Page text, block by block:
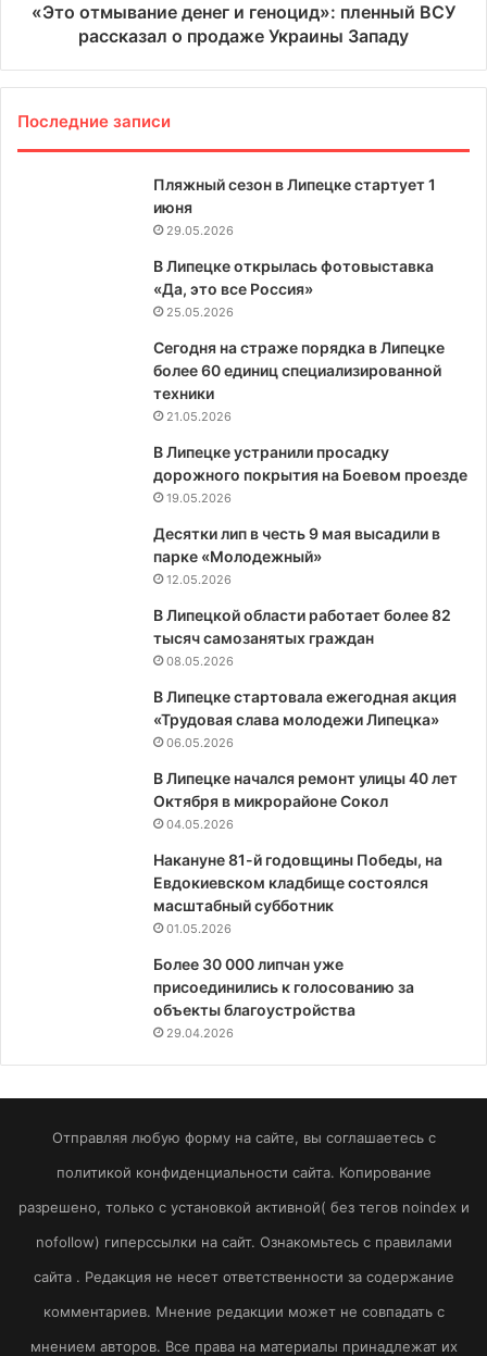
«Это отмывание денег и геноцид»: пленный ВСУ
рассказал о продаже Украины Западу
Последние записи
Пляжный сезон в Липецке стартует 1
июня
29.05.2026
В Липецке открылась фотовыставка
«Да, это все Россия»
25.05.2026
Сегодня на страже порядка в Липецке
более 60 единиц специализированной
техники
21.05.2026
В Липецке устранили просадку
дорожного покрытия на Боевом проезде
19.05.2026
Десятки лип в честь 9 мая высадили в
парке «Молодежный»
12.05.2026
В Липецкой области работает более 82
тысяч самозанятых граждан
08.05.2026
В Липецке стартовала ежегодная акция
«Трудовая слава молодежи Липецка»
06.05.2026
В Липецке начался ремонт улицы 40 лет
Октября в микрорайоне Сокол
04.05.2026
Накануне 81-й годовщины Победы, на
Евдокиевском кладбище состоялся
масштабный субботник
01.05.2026
Более 30 000 липчан уже
присоединились к голосованию за
объекты благоустройства
29.04.2026
Отправляя любую форму на сайте, вы соглашаетесь с
политикой конфиденциальности сайта. Копирование
разрешено, только с установкой активной( без тегов noindex и
nofollow) гиперссылки на сайт. Ознакомьтесь с правилами
сайта . Редакция не несет ответственности за содержание
комментариев. Мнение редакции может не совпадать с
мнением авторов. Все права на материалы принадлежат их